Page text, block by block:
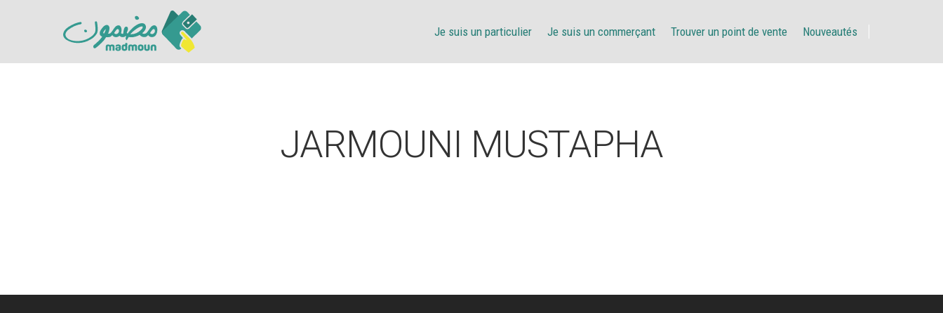
Je suis un particulier Je suis un commerçant Trouver un point de vente Nouveautés
JARMOUNI MUSTAPHA